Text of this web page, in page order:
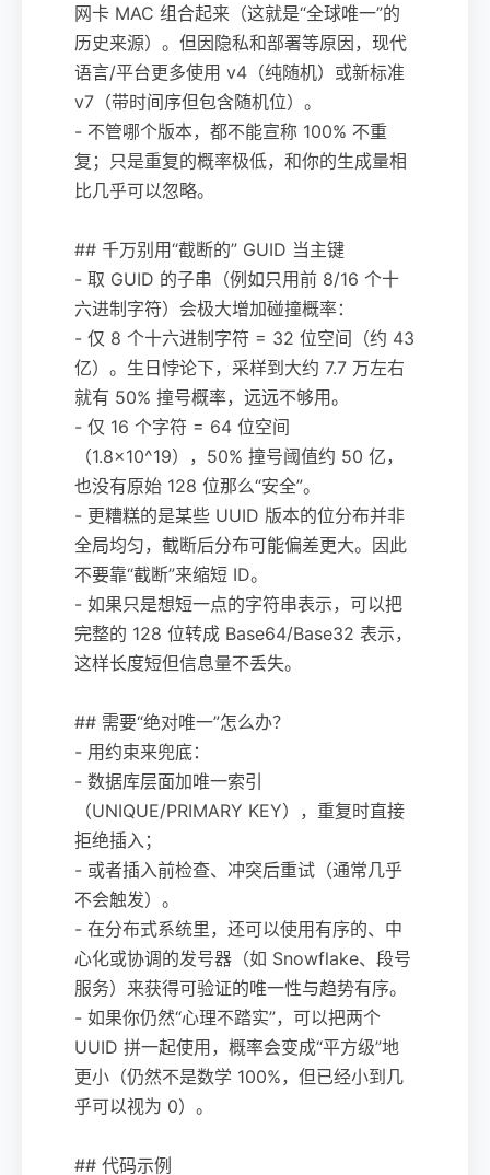
网卡 MAC 组合起来（这就是“全球唯一”的
历史来源）。但因隐私和部署等原因，现代
语言/平台更多使用 v4（纯随机）或新标准
v7（带时间序但包含随机位）。
- 不管哪个版本，都不能宣称 100% 不重
复；只是重复的概率极低，和你的生成量相
比几乎可以忽略。
## 千万别用“截断的” GUID 当主键
- 取 GUID 的子串（例如只用前 8/16 个十
六进制字符）会极大增加碰撞概率：
- 仅 8 个十六进制字符 = 32 位空间（约 43
亿）。生日悖论下，采样到大约 7.7 万左右
就有 50% 撞号概率，远远不够用。
- 仅 16 个字符 = 64 位空间
（1.8×10^19），50% 撞号阈值约 50 亿，
也没有原始 128 位那么“安全”。
- 更糟糕的是某些 UUID 版本的位分布并非
全局均匀，截断后分布可能偏差更大。因此
不要靠“截断”来缩短 ID。
- 如果只是想短一点的字符串表示，可以把
完整的 128 位转成 Base64/Base32 表示，
这样长度短但信息量不丢失。
## 需要“绝对唯一”怎么办？
- 用约束来兜底：
- 数据库层面加唯一索引
（UNIQUE/PRIMARY KEY），重复时直接
拒绝插入；
- 或者插入前检查、冲突后重试（通常几乎
不会触发）。
- 在分布式系统里，还可以使用有序的、中
心化或协调的发号器（如 Snowflake、段号
服务）来获得可验证的唯一性与趋势有序。
- 如果你仍然“心理不踏实”，可以把两个
UUID 拼一起使用，概率会变成“平方级”地
更小（仍然不是数学 100%，但已经小到几
乎可以视为 0）。
## 代码示例